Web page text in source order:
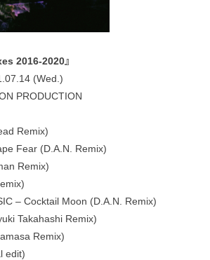
2016-2020』
(Wed.)
PRODUCTION
Remix)
Fear (D.A.N. Remix)
Remix)
– Cocktail Moon (D.A.N. Remix)
Takahashi Remix)
Remix)
edit)